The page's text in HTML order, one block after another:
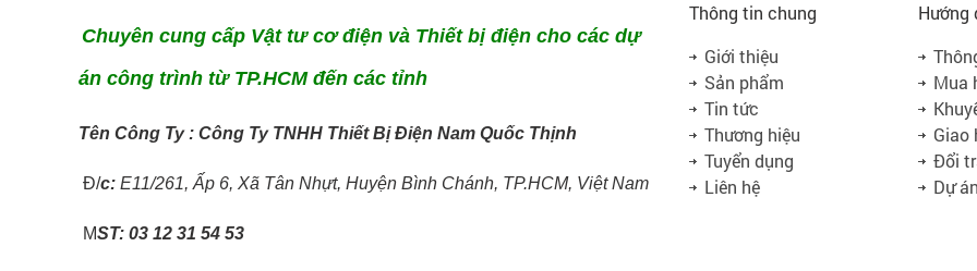
Chuyên cung cấp Vật tư cơ điện và Thiết bị điện cho các dự
án công trình từ TP.HCM đến các tỉnh
Tên Công Ty : Công Ty TNHH Thiết Bị Điện Nam Quốc Thịnh
Đ/c: E11/261, Ấp 6, Xã Tân Nhựt, Huyện Bình Chánh, TP.HCM, Việt Nam
MST: 03 12 31 54 53
Thông tin chung
Giới thiệu
Sản phẩm
Tin tức
Thương hiệu
Tuyển dụng
Liên hệ
Hướng
Mua
Giao
Đổi
Dự